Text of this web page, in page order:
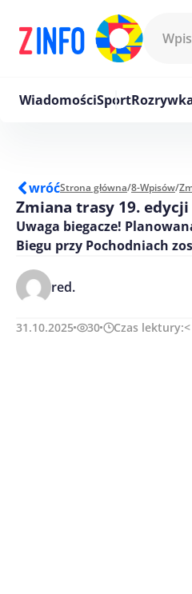
WiadomościSport
wróćStrona główna/8-Wpisów/
Zmiana trasy 19.
Uwaga biegacze!
Biegu przy Pochodniach
red.
31.10.2025 30 Czas lektury: